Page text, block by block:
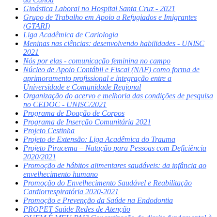
Ginástica Laboral no Hospital Santa Cruz - 2021
Grupo de Trabalho em Apoio a Refugiados e Imigrantes
(GTARI)
Liga Acadêmica de Cariologia
Meninas nas ciências: desenvolvendo habilidades - UNISC
2021
Nós por elas - comunicação feminina no campo
Núcleo de Apoio Contábil e Fiscal (NAF) como forma de
aprimoramento profissional e integração entre a
Universidade e Comunidade Regional
Organização do acervo e melhoria das condições de pesquisa
no CEDOC - UNISC/2021
Programa de Doação de Corpos
Programa de Inserção Comunitária 2021
Projeto Cestinha
Projeto de Extensão: Liga Acadêmica do Trauma
Projeto Piracema – Natação para Pessoas com Deficiência
2020/2021
Promoção de hábitos alimentares saudáveis: da infância ao
envelhecimento humano
Promoção do Envelhecimento Saudável e Reabilitação
Cardiorrespiratória 2020-2021
Promoção e Prevenção da Saúde na Endodontia
PROPET Saúde Redes de Atenção